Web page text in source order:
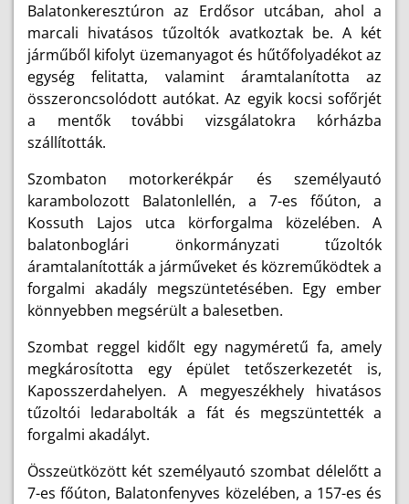
Balatonkeresztúron az Erdősor utcában, ahol a
marcali hivatásos tűzoltók avatkoztak be. A két
járműből kifolyt üzemanyagot és hűtőfolyadékot az
egység felitatta, valamint áramtalanította az
összeroncsolódott autókat. Az egyik kocsi sofőrjét
a mentők további vizsgálatokra kórházba
szállították.
Szombaton motorkerékpár és személyautó
karambolozott Balatonlellén, a 7-es főúton, a
Kossuth Lajos utca körforgalma közelében. A
balatonboglári önkormányzati tűzoltók
áramtalanították a járműveket és közreműködtek a
forgalmi akadály megszüntetésében. Egy ember
könnyebben megsérült a balesetben.
Szombat reggel kidőlt egy nagyméretű fa, amely
megkárosította egy épület tetőszerkezetét is,
Kaposszerdahelyen. A megyeszékhely hivatásos
tűzoltói ledarabolták a fát és megszüntették a
forgalmi akadályt.
Összeütközött két személyautó szombat délelőtt a
7-es főúton, Balatonfenyves közelében, a 157-es és